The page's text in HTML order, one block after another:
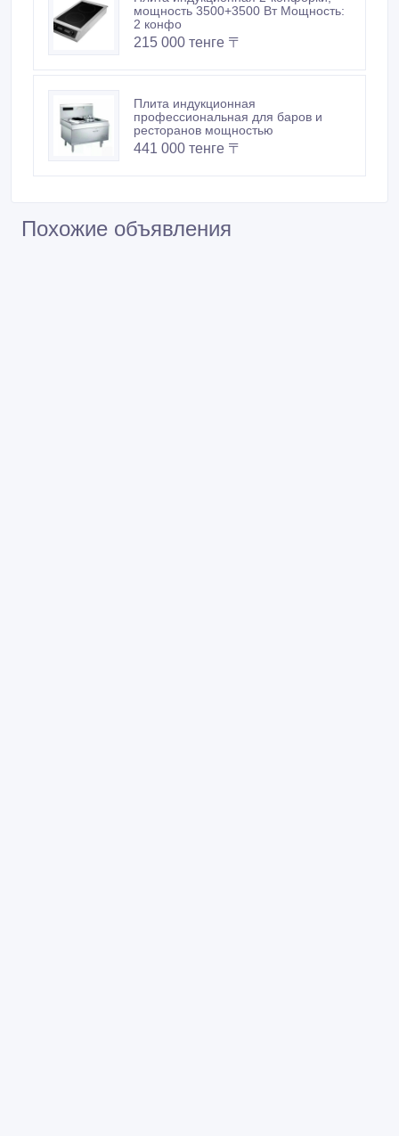
мощность 3500+3500 Вт Мощность:
2 конфо
215 000 тенге 〒
Плита индукционная
профессиональная для баров и
ресторанов мощностью
441 000 тенге 〒
Похожие объявления